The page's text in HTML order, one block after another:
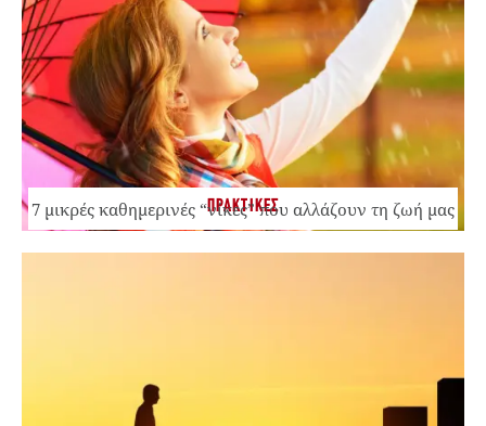
ΠΡΑΚΤΙΚΕΣ
7 μικρές καθημερινές “νίκες” που αλλάζουν τη ζωή μας